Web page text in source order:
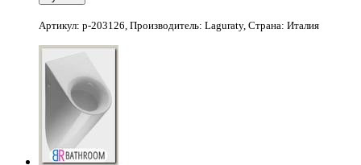
Артикул: p-203126, Производитель: Laguraty, Страна: Италия